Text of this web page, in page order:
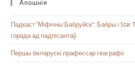
Апошнія
Падкаст “Міфічны Бабруйск”: Бабры і Star
горада ад падпісантаў
Першы беларускі прафессар геаграфіі